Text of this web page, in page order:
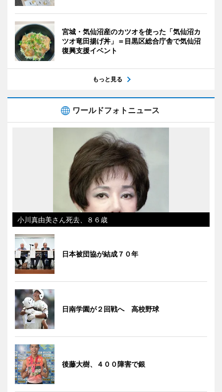
宮城・気仙沼産のカツオを使った「気仙沼カ
ツオ竜田揚げ丼」＝目黒区総合庁舎で気仙沼
復興支援イベント
もっと見る
ワールドフォトニュース
小川真由美さん死去、８６歳
日本被団協が結成７０年
日南学園が２回戦へ 高校野球
後藤大樹、４００障害で銀